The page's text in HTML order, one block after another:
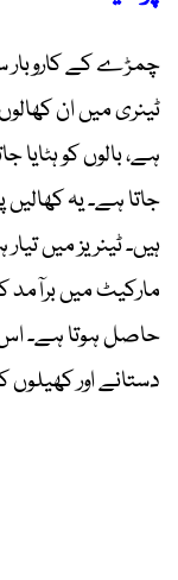
چمڑے کے کاروبار
ٹینری میں ان
ہے، بالوں کو ہٹایا
جاتا ہے۔ یہ
ہیں۔ ٹینریز میں
مارکیٹ میں برآمد
حاصل ہوتا ہے۔
دستانے اور کھیلوں